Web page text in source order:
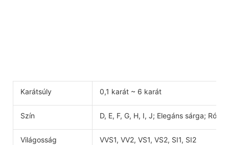
Karátsúly 0,1 karát ~ 6 karát
Szín D, E, F, G, H, I, J; Elegáns sárga;
Világosság VVS1, VV2, VS1, VS2, SI1, SI2